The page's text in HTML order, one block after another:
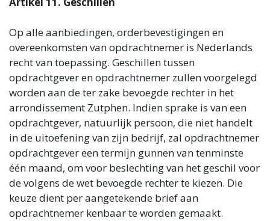
Op alle aanbiedingen, orderbevestigingen en
overeenkomsten van opdrachtnemer is Nederlands
recht van toepassing. Geschillen tussen
opdrachtgever en opdrachtnemer zullen voorgelegd
worden aan de ter zake bevoegde rechter in het
arrondissement Zutphen. Indien sprake is van een
opdrachtgever, natuurlijk persoon, die niet handelt
in de uitoefening van zijn bedrijf, zal opdrachtnemer
opdrachtgever een termijn gunnen van tenminste
één maand, om voor beslechting van het geschil voor
de volgens de wet bevoegde rechter te kiezen. Die
keuze dient per aangetekende brief aan
opdrachtnemer kenbaar te worden gemaakt.